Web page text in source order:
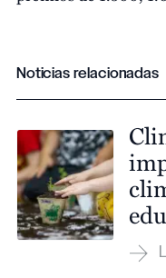
Noticias relacionadas